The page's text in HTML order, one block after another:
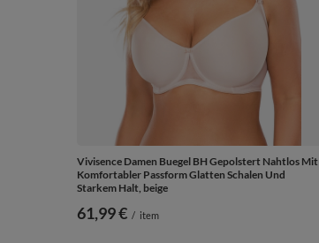
Vivisence Damen Buegel BH Gepolstert Nahtlos Mit
Komfortabler Passform Glatten Schalen Und
Starkem Halt, beige
61,99 € / item